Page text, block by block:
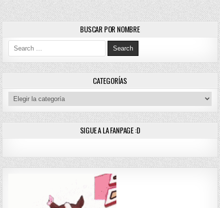
BUSCAR POR NOMBRE
Search for:
CATEGORÍAS
Categorías
SIGUE A LA FANPAGE :D